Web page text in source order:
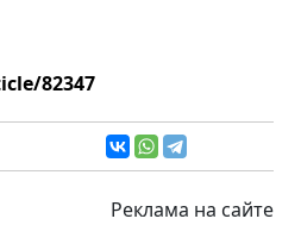
82347
Реклама на сайте